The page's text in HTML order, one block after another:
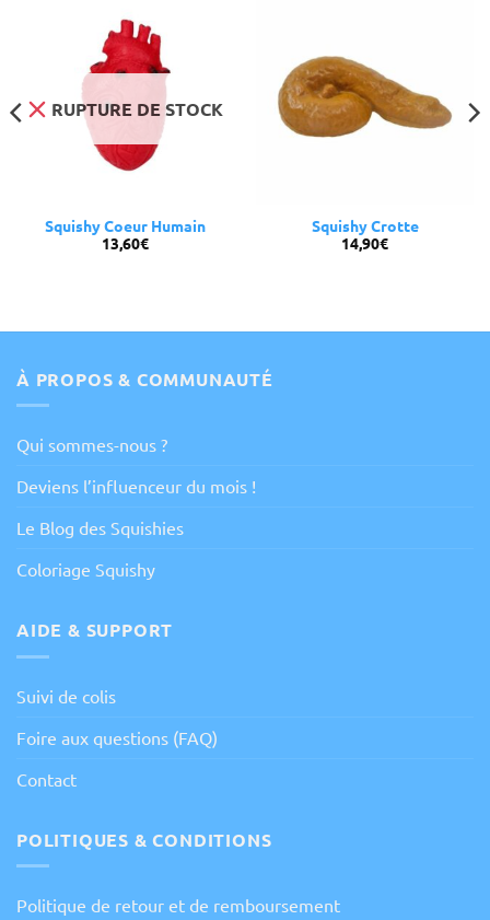
RUPTURE DE STOCK
Squishy Coeur Humain
13,60€
Squishy Crotte
14,90€
À PROPOS & COMMUNAUTÉ
Qui sommes-nous ?
Deviens l’influenceur du mois !
Le Blog des Squishies
Coloriage Squishy
AIDE & SUPPORT
Suivi de colis
Foire aux questions (FAQ)
Contact
POLITIQUES & CONDITIONS
Politique de retour et de remboursement